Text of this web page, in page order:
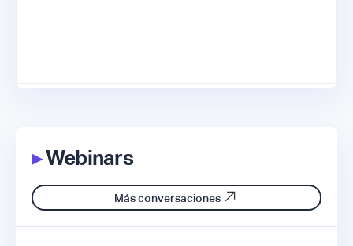
▸Webinars
Más conversaciones